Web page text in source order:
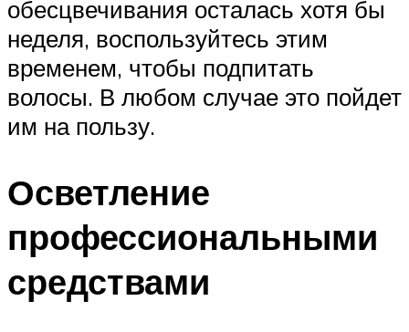
обесцвечивания осталась хотя бы
неделя, воспользуйтесь этим
временем, чтобы подпитать
волосы. В любом случае это пойдет
им на пользу.
Осветление
профессиональными
средствами